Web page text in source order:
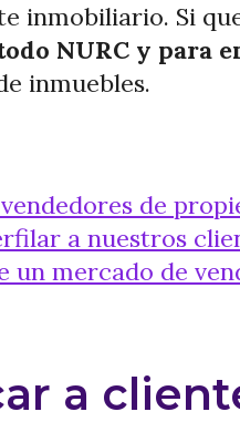
inmobiliario. Si
NURC y para
inmuebles.
de
a nuestros
un mercado de
a